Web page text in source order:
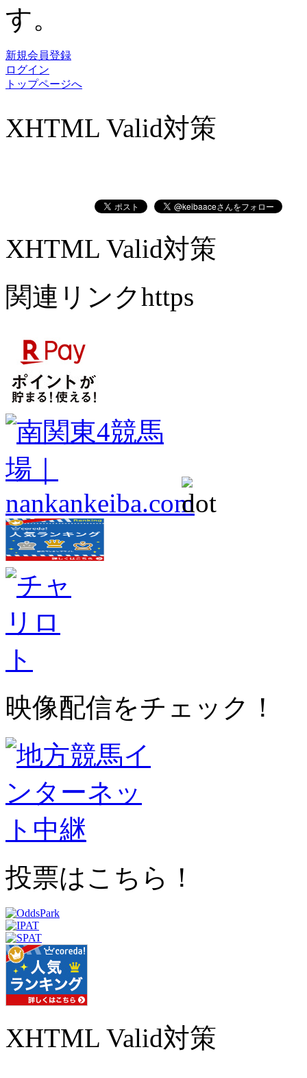
す。
新規会員登録
ログイン
トップページへ
XHTML Valid対策
XHTML Valid対策
関連リンクhttps
映像配信をチェック！
投票はこちら！
XHTML Valid対策